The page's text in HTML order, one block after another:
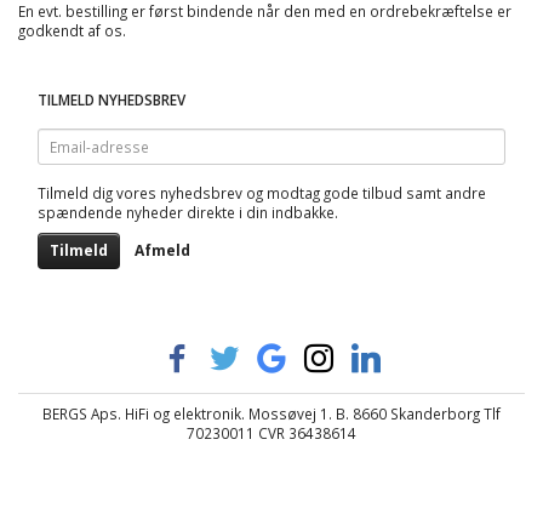
En evt. bestilling er først bindende når den med en ordrebekræftelse er
godkendt af os.
TILMELD NYHEDSBREV
Email-
adresse
Tilmeld dig vores nyhedsbrev og modtag gode tilbud samt andre
spændende nyheder direkte i din indbakke.
Tilmeld Afmeld
BERGS Aps. HiFi og elektronik. Mossøvej 1. B. 8660 Skanderborg Tlf
70230011 CVR 36438614